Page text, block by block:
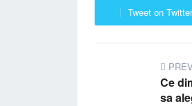
Tweet on Twitter
Ce
sa